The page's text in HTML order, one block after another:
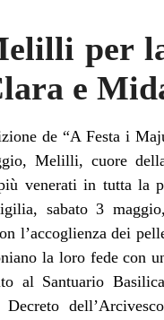
per
e
de “A Festa i
Melilli, cuore
venerati in tutta
sabato 3
l’accoglienza dei
la loro fede con
al Santuario